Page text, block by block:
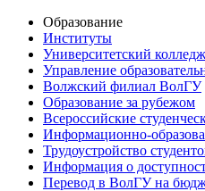
Образование
Институты
Университетский колледж
Управление
Волжский филиал ВолГУ
Образование за рубежом
Всероссийские
Информационно-
Трудоустройство
Информация о
Перевод в ВолГУ на